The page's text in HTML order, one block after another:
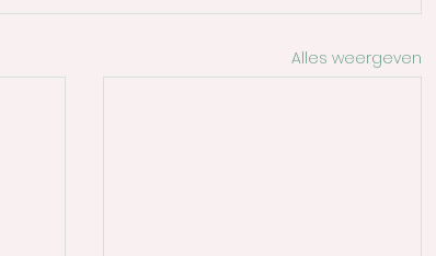
Alles weergeven